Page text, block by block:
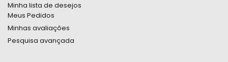
Minha lista de desejos
Meus Pedidos
Minhas avaliações
Pesquisa avançada